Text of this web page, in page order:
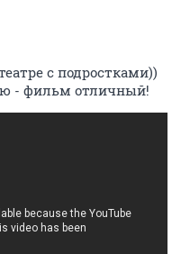
с подростками))
- фильм отличный!